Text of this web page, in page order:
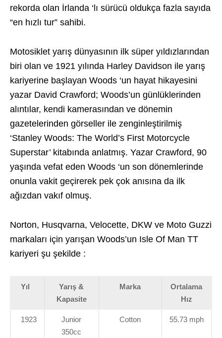
rekorda olan İrlanda ‘lı sürücü oldukça fazla sayıda
“en hızlı tur” sahibi.
Motosiklet yarış dünyasının ilk süper yıldızlarından
biri olan ve 1921 yılında Harley Davidson ile yarış
kariyerine başlayan Woods ‘un hayat hikayesini
yazar David Crawford; Woods’un günlüklerinden
alıntılar, kendi kamerasından ve dönemin
gazetelerinden görseller ile zenginleştirilmiş
‘Stanley Woods: The World’s First Motorcycle
Superstar’ kitabında anlatmış. Yazar Crawford, 90
yaşında vefat eden Woods ‘un son dönemlerinde
onunla vakit geçirerek pek çok anısına da ilk
ağızdan vakıf olmuş.
Norton, Husqvarna, Velocette, DKW ve Moto Guzzi
markaları için yarışan Woods’un Isle Of Man TT
kariyeri şu şekilde :
Yıl
Yarış &
Kapasite
Marka
Ortalama
Hız
1923
Junior
350cc
Cotton 55.73 mph